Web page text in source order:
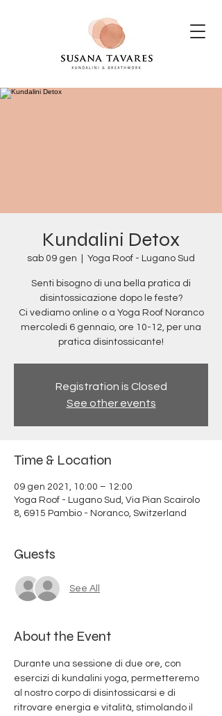
Kundalini Detox
sab 09 gen Yoga Roof - Lugano Sud
Senti bisogno di una bella pratica di
disintossicazione dopo le feste?
Ci vediamo online o a Yoga Roof Noranco
mercoledi 6 gennaio, ore 10-12, per una
pratica disintossicante!
Registration is Closed
See other events
Time & Location
09 gen 2021, 10:00 – 12:00
Yoga Roof - Lugano Sud, Via Pian Scairolo
8, 6915 Pambio - Noranco, Switzerland
Guests
See All
About the Event
Durante una sessione di due ore, con
esercizi di kundalini yoga, permetteremo
al nostro corpo di disintossicarsi e di
ritrovare energia e vitalità, stimolando il